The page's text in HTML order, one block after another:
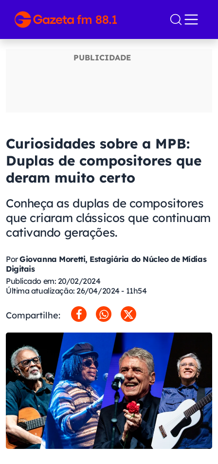
Curiosidades sobre a MPB:
Duplas de compositores que
deram muito certo
Conheça as duplas de compositores
que criaram clássicos que continuam
cativando gerações.
PorGiovanna Moretti, Estagiária do Núcleo de Mídias
Digitais
Publicado em: 20/02/2024
Última atualização: 26/04/2024 - 11h54
Compartilhe: